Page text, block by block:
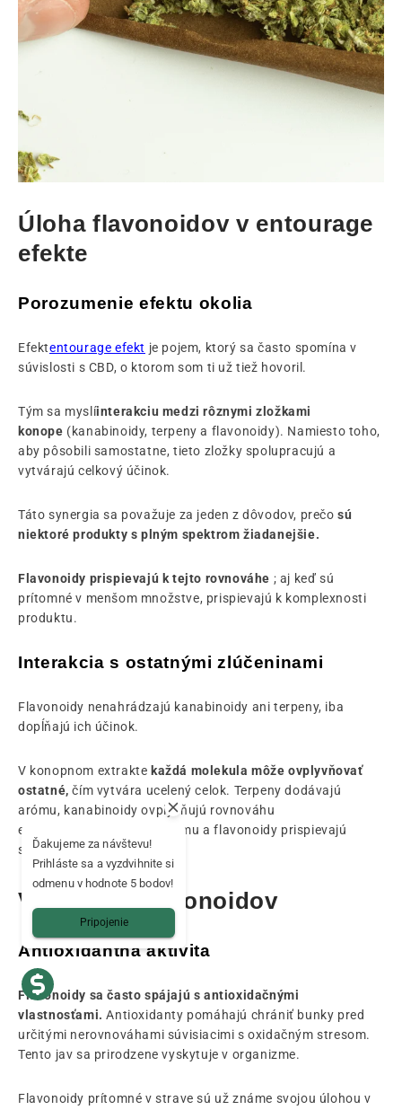
Úloha flavonoidov v entourage
efekte
Porozumenie efektu okolia
Efektentourage efekt je pojem, ktorý sa často spomína v
súvislosti s CBD, o ktorom som ti už tiež hovoril.
Tým sa myslíinterakciu medzi rôznymi zložkami
konope (kanabinoidy, terpeny a flavonoidy). Namiesto toho,
aby pôsobili samostatne, tieto zložky spolupracujú a
vytvárajú celkový účinok.
Táto synergia sa považuje za jeden z dôvodov, prečosú
niektoré produkty s plným spektrom žiadanejšie.
Flavonoidy prispievajú k tejto rovnováhe ; aj keď sú
prítomné v menšom množstve, prispievajú k komplexnosti
produktu.
Interakcia s ostatnými zlúčeninami
Flavonoidy nenahrádzajú kanabinoidy ani terpeny, iba
dopĺňajú ich účinok.
V konopnom extrakte každá molekula môže ovplyvňovať
ostatné, čím vytvára ucelený celok. Terpeny dodávajú
arómu, kanabinoidy ovplyvňujú rovnováhu
endokanabinoidného systému a flavonoidy prispievajú
svojím dielom.
Vlastnosti flavonoidov
Antioxidantná aktivita
Flavonoidy sa často spájajú s antioxidačnými
vlastnosťami.Antioxidanty pomáhajú chrániť bunky pred
určitými nerovnováhami súvisiacimi s oxidačným stresom.
Tento jav sa prirodzene vyskytuje v organizme.
Flavonoidy prítomné v strave sú už známe svojou úlohou v
Ďakujeme za návštevu!
Prihláste sa a vyzdvihnite si
odmenu v hodnote 5 bodov!
Pripojenie